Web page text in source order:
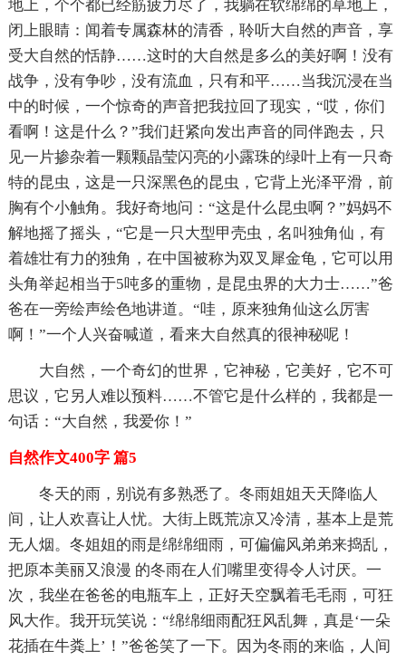
地上，个个都已经筋疲力尽了，我躺在软绵绵的草地上，
闭上眼睛：闻着专属森林的清香，聆听大自然的声音，享
受大自然的恬静……这时的大自然是多么的美好啊！没有
战争，没有争吵，没有流血，只有和平……当我沉浸在当
中的时候，一个惊奇的声音把我拉回了现实，“哎，你们
看啊！这是什么？”我们赶紧向发出声音的同伴跑去，只
见一片掺杂着一颗颗晶莹闪亮的小露珠的绿叶上有一只奇
特的昆虫，这是一只深黑色的昆虫，它背上光泽平滑，前
胸有个小触角。我好奇地问：“这是什么昆虫啊？”妈妈不
解地摇了摇头，“它是一只大型甲壳虫，名叫独角仙，有
着雄壮有力的独角，在中国被称为双叉犀金龟，它可以用
头角举起相当于5吨多的重物，是昆虫界的大力士……”爸
爸在一旁绘声绘色地讲道。“哇，原来独角仙这么厉害
啊！”一个人兴奋喊道，看来大自然真的很神秘呢！
大自然，一个奇幻的世界，它神秘，它美好，它不可
思议，它另人难以预料……不管它是什么样的，我都是一
句话：“大自然，我爱你！”
自然作文400字 篇5
冬天的雨，别说有多熟悉了。冬雨姐姐天天降临人
间，让人欢喜让人忧。大街上既荒凉又冷清，基本上是荒
无人烟。冬姐姐的雨是绵绵细雨，可偏偏风弟弟来捣乱，
把原本美丽又浪漫 的冬雨在人们嘴里变得令人讨厌。一
次，我坐在爸爸的电瓶车上，正好天空飘着毛毛雨，可狂
风大作。我开玩笑说：“绵绵细雨配狂风乱舞，真是‘一朵
花插在牛粪上’！”爸爸笑了一下。因为冬雨的来临，人间